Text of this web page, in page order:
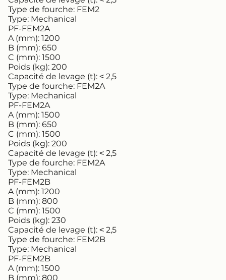
Type de fourche: FEM2
Type: Mechanical
PF-FEM2A
A (mm): 1200
B (mm): 650
C (mm): 1500
Poids (kg): 200
Capacité de levage (t): ˂ 2,5
Type de fourche: FEM2A
Type: Mechanical
PF-FEM2A
A (mm): 1500
B (mm): 650
C (mm): 1500
Poids (kg): 200
Capacité de levage (t): ˂ 2,5
Type de fourche: FEM2A
Type: Mechanical
PF-FEM2B
A (mm): 1200
B (mm): 800
C (mm): 1500
Poids (kg): 230
Capacité de levage (t): ˂ 2,5
Type de fourche: FEM2B
Type: Mechanical
PF-FEM2B
A (mm): 1500
B (mm): 800